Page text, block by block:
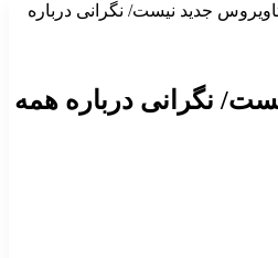
جدید نیست/ نگرانی درباره
نگرانی درباره همه